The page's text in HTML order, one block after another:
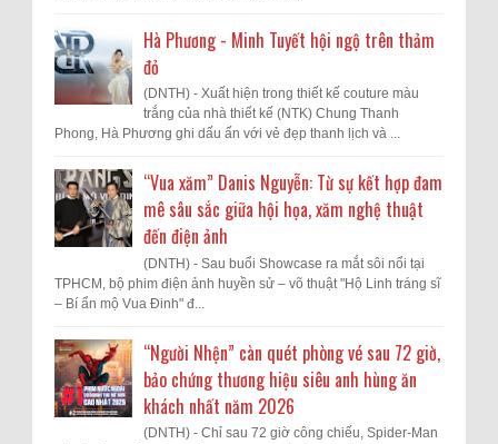
Hà Phương - Minh Tuyết hội ngộ trên thảm
đỏ
(DNTH) - Xuất hiện trong thiết kế couture màu
trắng của nhà thiết kế (NTK) Chung Thanh
Phong, Hà Phương ghi dấu ấn với vẻ đẹp thanh lịch và ...
“Vua xăm” Danis Nguyễn: Từ sự kết hợp đam
mê sâu sắc giữa hội họa, xăm nghệ thuật
đến điện ảnh
(DNTH) - Sau buổi Showcase ra mắt sôi nổi tại
TPHCM, bộ phim điện ảnh huyền sử – võ thuật "Hộ Linh tráng sĩ
– Bí ẩn mộ Vua Đinh" đ...
“Người Nhện” càn quét phòng vé sau 72 giờ,
bảo chứng thương hiệu siêu anh hùng ăn
khách nhất năm 2026
(DNTH) - Chỉ sau 72 giờ công chiếu, Spider-Man